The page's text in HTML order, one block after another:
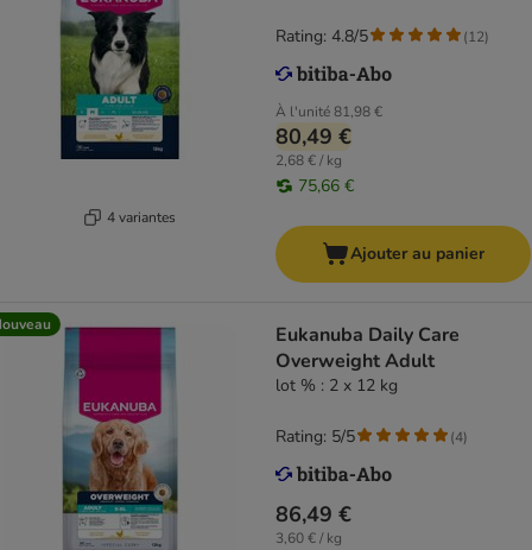
4 variantes
À l'unité81,98 €
80,49 €
2,68 € / kg
75,66 €
Rating: 4.8/5 (12)
Ajouter au panier
Eukanuba Daily Care
Overweight Adult
lot % : 2 x 12 kg
86,49 €
3,60 € / kg
Rating: 5/5 (4)